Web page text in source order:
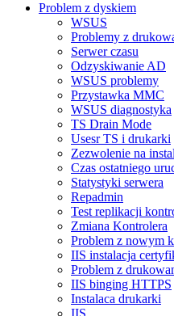
Problem z dyskiem
WSUS
Problemy z
Serwer czasu
Odzyskiwanie AD
WSUS problemy
Przystawka MMC
WSUS diagnostyka
TS Drain Mode
Usesr TS i drukarki
Zezwolenie na
Czas ostatniego
Statystyki serwera
Repadmin
Test replikacji
Zmiana Kontrolera
Problem z nowym
IIS instalacja
Problem z
IIS binging HTTPS
Instalaca drukarki